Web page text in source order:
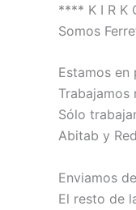
**** K I R K
Somos
Estamos en
Sólo
Abitab y
Enviamos
El resto de